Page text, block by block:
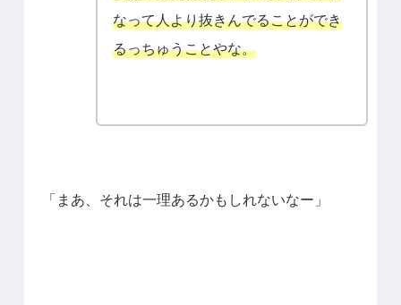
なって人より抜きんでることができ
るっちゅうことやな。
「まあ、それは一理あるかもしれないなー」